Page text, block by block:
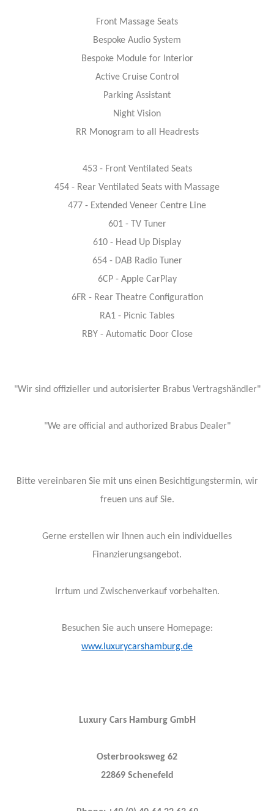
Front Massage Seats
Bespoke Audio System
Bespoke Module for Interior
Active Cruise Control
Parking Assistant
Night Vision
RR Monogram to all Headrests
453 - Front Ventilated Seats
454 - Rear Ventilated Seats with Massage
477 - Extended Veneer Centre Line
601 - TV Tuner
610 - Head Up Display
654 - DAB Radio Tuner
6CP - Apple CarPlay
6FR - Rear Theatre Configuration
RA1 - Picnic Tables
RBY - Automatic Door Close
"Wir sind offizieller und autorisierter Brabus Vertragshändler"
"We are official and authorized Brabus Dealer"
Bitte vereinbaren Sie mit uns einen Besichtigungstermin, wir
freuen uns auf Sie.
Gerne erstellen wir Ihnen auch ein individuelles
Finanzierungsangebot.
Irrtum und Zwischenverkauf vorbehalten.
Besuchen Sie auch unsere Homepage:
www.luxurycarshamburg.de
Luxury Cars Hamburg GmbH
Osterbrooksweg 62
22869 Schenefeld